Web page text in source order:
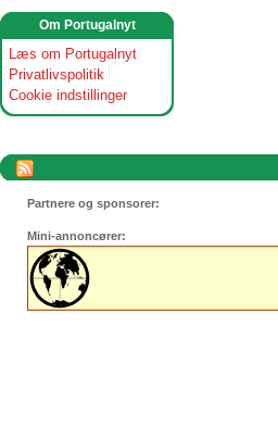
Om Portugalnyt
Læs om Portugalnyt
Privatlivspolitik
Cookie indstillinger
Partnere og sponsorer:
Mini-annoncører: